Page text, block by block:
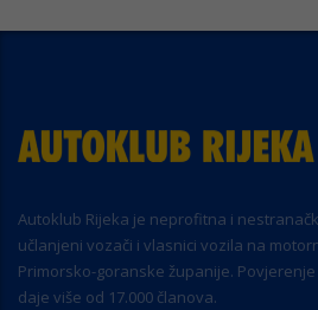
Autoklub Rijeka je neprofitna i
učlanjeni vozači i vlasnici vozila na
Primorsko-goranske županije.
daje više od 17.000 članova.